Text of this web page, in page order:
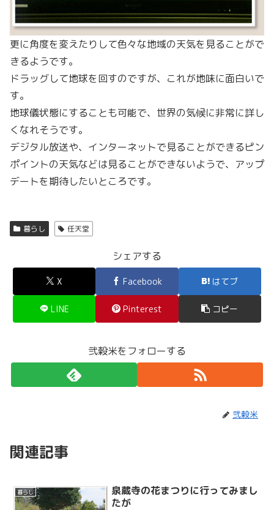
更に角度を変えたりして色々な地域の天気を見ることがで
きるようです。
ドラッグして地球を回すのですが、これが地味に面白いで
す。
地球儀状態にすることも可能で、世界の気候に非常に詳し
くなれそうです。
デジタル放送や、インターネットで見ることができるピン
ポイントの天気などは見ることができないようで、アップ
デートを期待したいところです。
暮らし 任天堂
シェアする
X Facebook はてブ
LINE Pinterest コピー
弐穀米をフォローする
弐穀米
関連記事
暮らし
泉蔵寺の花まつりに行ってみまし
たが